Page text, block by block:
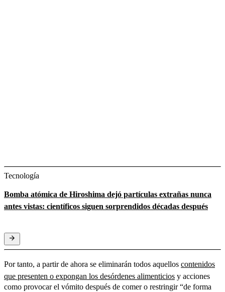
Tecnología
Bomba atómica de Hiroshima dejó partículas extrañas nunca
antes vistas: científicos siguen sorprendidos décadas después
Por tanto, a partir de ahora se eliminarán todos aquellos contenidos
que presenten o expongan los desórdenes alimenticios y acciones
como provocar el vómito después de comer o restringir “de forma